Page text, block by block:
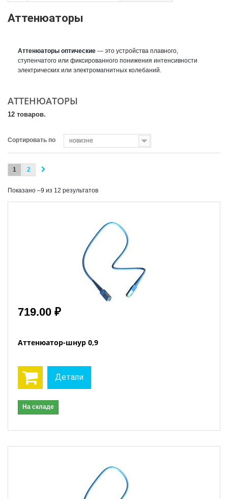
Аттенюаторы
Аттенюаторы оптические — это устройства плавного,
ступенчатого или фиксированного понижения интенсивности
электрических или электромагнитных колебаний.
АТТЕНЮАТОРЫ
12 товаров.
Сортировать по новизне
1 2
Показано –9 из 12 результатов
719.00 ₽
Аттенюатор-шнур 0,9
Детали
На складе